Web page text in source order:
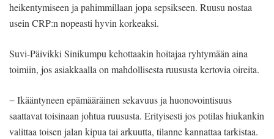
heikentymiseen ja pahimmillaan jopa sepsikseen. Ruusu nostaa
usein CRP:n nopeasti hyvin korkeaksi.
Suvi-Päivikki Sinikumpu kehottaakin hoitajaa ryhtymään aina
toimiin, jos asiakkaalla on mahdollisesta ruususta kertovia oireita.
− Ikääntyneen epämääräinen sekavuus ja huonovointisuus
saattavat toisinaan johtua ruususta. Erityisesti jos potilas hiukankin
valittaa toisen jalan kipua tai arkuutta, tilanne kannattaa tarkistaa.